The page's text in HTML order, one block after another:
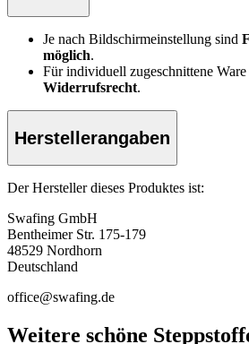
Je nach Bildschirmeinstellung sind
möglich.
Für individuell zugeschnittene
Widerrufsrecht.
Herstellerangaben
Der Hersteller dieses Produktes ist:
Swafing GmbH
Bentheimer Str. 175-179
48529 Nordhorn
Deutschland
office@swafing.de
Weitere schöne